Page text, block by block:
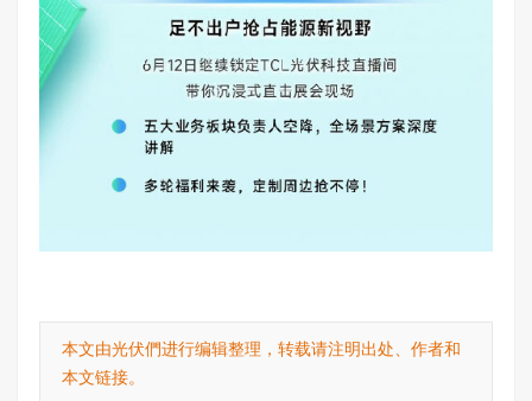
本文由光伏們进行编辑整理，转载请注明出处、作者和
本文链接。